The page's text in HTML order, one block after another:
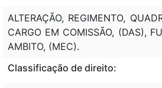
ALTERAÇÃO, REGIMENTO,
CARGO EM COMISSÃO, (DAS),
AMBITO, (MEC).
Classificação de direito: